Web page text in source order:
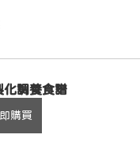
化調養食譜
購買